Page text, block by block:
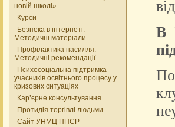
новій школі»
Курси
Безпека в інтернеті.
Методичні матеріали.
Профілактика насилля.
Методичні рекомендації.
Психосоціальна підтримка
учасників освітнього процесу у
кризових ситуаціях
Кар’єрне консультування
Протидія торгівлі людьми
Сайт УНМЦ ППСР
В